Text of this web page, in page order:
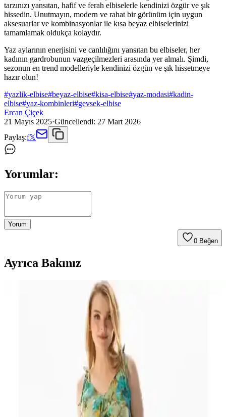
tarzınızı yansıtan, hafif ve ferah elbiselerle kendinizi özgür ve şık
hissedin. Unutmayın, modern ve rahat bir görünüm için uygun
aksesuarlar ve kombinasyonlar ile kısa beyaz elbiselerinizi
tamamlamak oldukça kolaydır.
Yaz aylarının enerjisini ve canlılığını yansıtan bu elbiseler, her
kadının gardrobunun vazgeçilmezleri arasında yer almalı. Şimdi,
sezonun en trend modelleriyle kendinizi özgün ve şık hissetmeye
hazır olun!
#yazlik-elbise#beyaz-elbise#kisa-elbise#yaz-modasi#kadin-
elbise#yaz-kombinleri#gevsek-elbise
Ercan Çiçek
21 Mayıs 2025·Güncellendi: 27 Mart 2026
Paylaş:f𝕏
Yorumlar:
Yorum
0 Beğen
Ayrıca Bakınız
Yazlık Elbise Modelleri 2024: Şıklık ve Konforu Bir
Arada Sunan Trendler
Yazlık elbise modelleri hafif, nefes alabilir kumaşlar ve canlı
desenlerle dolu. Günlük ve özel etkinlikler için uygun, şık ve rahat
seçenekler hakkında detaylar içerir.
Açık Elbiseler Modası: Yaz Ayları İçin Şık ve Rahat
Yaz aylarında popüler olan omzu açık ve sırtı açık elbise modelleri,
şıklık ve konforu bir arada sunuyor. Farklı tasarımlar ve stil
önerileriyle tarzınıza şıklık katın.